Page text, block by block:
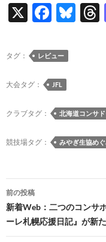
X
F
e
o
o
Bl
タグ： レビュー
大会タグ： JFL
クラブタグ： 北海道コンサ
競技場タグ： みやぎ生協め
投
稿
ナ
前の投稿
新着Web：二つのコンサ
ーレ札幌応援日記』が新